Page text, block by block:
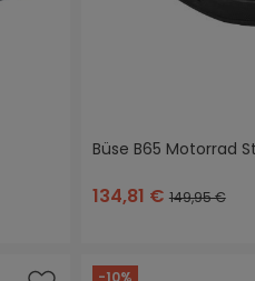
Büse B65 Motorrad
134,81 € 149,95 €
-10%